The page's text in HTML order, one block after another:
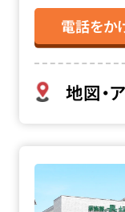
電話をか
地図・